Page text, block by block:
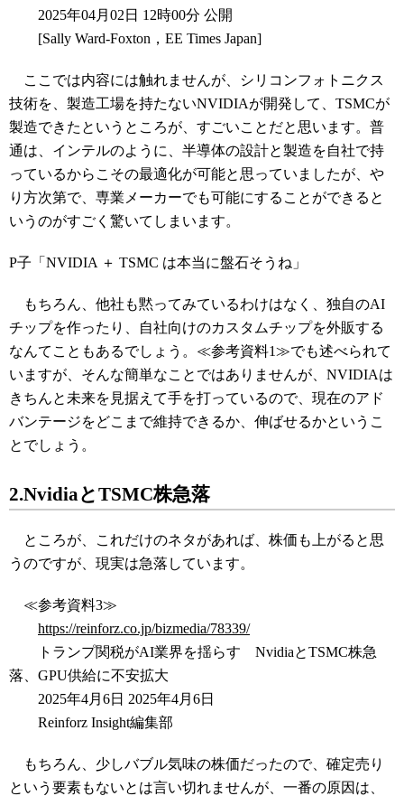
2025年04月02日 12時00分 公開
[Sally Ward-Foxton，EE Times Japan]
ここでは内容には触れませんが、シリコンフォトニクス
技術を、製造工場を持たないNVIDIAが開発して、TSMCが
製造できたというところが、すごいことだと思います。普
通は、インテルのように、半導体の設計と製造を自社で持
っているからこその最適化が可能と思っていましたが、や
り方次第で、専業メーカーでも可能にすることができると
いうのがすごく驚いてしまいます。
P子「NVIDIA ＋ TSMC は本当に盤石そうね」
もちろん、他社も黙ってみているわけはなく、独自のAI
チップを作ったり、自社向けのカスタムチップを外販する
なんてこともあるでしょう。≪参考資料1≫でも述べられて
いますが、そんな簡単なことではありませんが、NVIDIAは
きちんと未来を見据えて手を打っているので、現在のアド
バンテージをどこまで維持できるか、伸ばせるかというこ
とでしょう。
2.NvidiaとTSMC株急落
ところが、これだけのネタがあれば、株価も上がると思
うのですが、現実は急落しています。
≪参考資料3≫
https://reinforz.co.jp/bizmedia/78339/
トランプ関税がAI業界を揺らす NvidiaとTSMC株急
落、GPU供給に不安拡大
2025年4月6日 2025年4月6日
Reinforz Insight編集部
もちろん、少しバブル気味の株価だったので、確定売り
という要素もないとは言い切れませんが、一番の原因は、